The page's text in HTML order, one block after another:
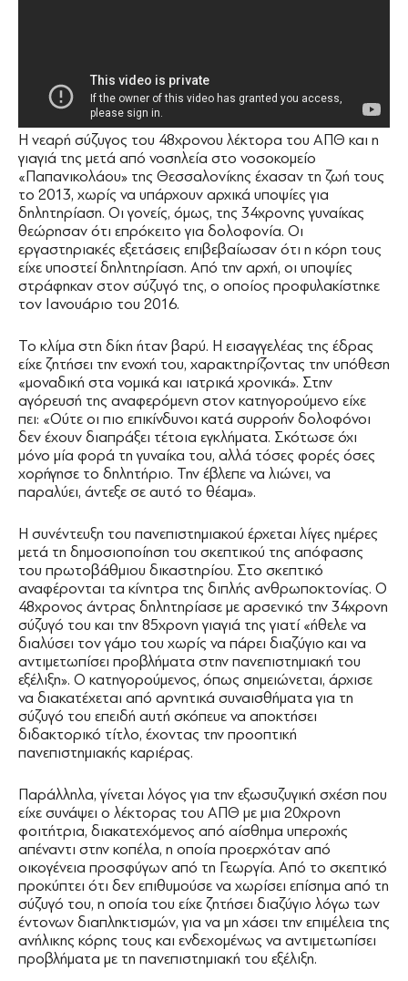
Η νεαρή σύζυγος του 48χρονου λέκτορα του ΑΠΘ και η
γιαγιά της μετά από νοσηλεία στο νοσοκομείο
«Παπανικολάου» της Θεσσαλονίκης έχασαν τη ζωή τους
το 2013, χωρίς να υπάρχουν αρχικά υποψίες για
δηλητηρίαση. Οι γονείς, όμως, της 34χρονης γυναίκας
θεώρησαν ότι επρόκειτο για δολοφονία. Οι
εργαστηριακές εξετάσεις επιβεβαίωσαν ότι η κόρη τους
είχε υποστεί δηλητηρίαση. Από την αρχή, οι υποψίες
στράφηκαν στον σύζυγό της, ο οποίος προφυλακίστηκε
τον Ιανουάριο του 2016.
Το κλίμα στη δίκη ήταν βαρύ. Η εισαγγελέας της έδρας
είχε ζητήσει την ενοχή του, χαρακτηρίζοντας την υπόθεση
«μοναδική στα νομικά και ιατρικά χρονικά». Στην
αγόρευσή της αναφερόμενη στον κατηγορούμενο είχε
πει: «Ούτε οι πιο επικίνδυνοι κατά συρροήν δολοφόνοι
δεν έχουν διαπράξει τέτοια εγκλήματα. Σκότωσε όχι
μόνο μία φορά τη γυναίκα του, αλλά τόσες φορές όσες
χορήγησε το δηλητήριο. Την έβλεπε να λιώνει, να
παραλύει, άντεξε σε αυτό το θέαμα».
Η συνέντευξη του πανεπιστηµιακού έρχεται λίγες ηµέρες
µετά τη δηµοσιοποίηση του σκεπτικού της απόφασης
του πρωτοβάθµιου δικαστηρίου. Στο σκεπτικό
αναφέρονται τα κίνητρα της διπλής ανθρωποκτονίας. Ο
48χρονος άντρας δηλητηρίασε µε αρσενικό την 34χρονη
σύζυγό του και την 85χρονη γιαγιά της γιατί «ήθελε να
διαλύσει τον γάµο του χωρίς να πάρει διαζύγιο και να
αντιµετωπίσει προβλήµατα στην πανεπιστηµιακή του
εξέλιξη». Ο κατηγορούµενος, όπως σηµειώνεται, άρχισε
να διακατέχεται από αρνητικά συναισθήµατα για τη
σύζυγό του επειδή αυτή σκόπευε να αποκτήσει
διδακτορικό τίτλο, έχοντας την προοπτική
πανεπιστηµιακής καριέρας.
Παράλληλα, γίνεται λόγος για την εξωσυζυγική σχέση που
είχε συνάψει ο λέκτορας του ΑΠΘ µε µια 20χρονη
φοιτήτρια, διακατεχόµενος από αίσθηµα υπεροχής
απέναντι στην κοπέλα, η οποία προερχόταν από
οικογένεια προσφύγων από τη Γεωργία. Από το σκεπτικό
προκύπτει ότι δεν επιθυµούσε να χωρίσει επίσηµα από τη
σύζυγό του, η οποία του είχε ζητήσει διαζύγιο λόγω των
έντονων διαπληκτισµών, για να µη χάσει την επιµέλεια της
ανήλικης κόρης τους και ενδεχοµένως να αντιµετωπίσει
προβλήµατα µε τη πανεπιστηµιακή του εξέλιξη.